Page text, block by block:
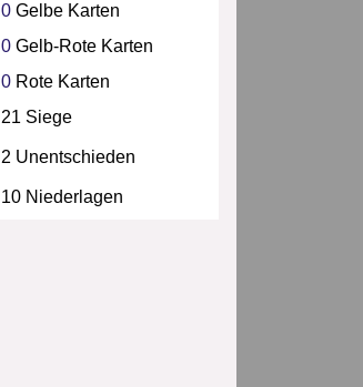
0 Gelbe Karten
0 Gelb-Rote Karten
0 Rote Karten
21 Siege
2 Unentschieden
10 Niederlagen